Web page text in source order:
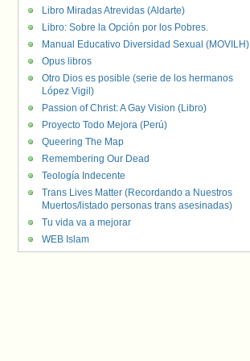
Libro Miradas Atrevidas (Aldarte)
Libro: Sobre la Opción por los Pobres.
Manual Educativo Diversidad Sexual (MOVILH)
Opus libros
Otro Dios es posible (serie de los hermanos
López Vigil)
Passion of Christ: A Gay Vision (Libro)
Proyecto Todo Mejora (Perú)
Queering The Map
Remembering Our Dead
Teología Indecente
Trans Lives Matter (Recordando a Nuestros
Muertos/listado personas trans asesinadas)
Tu vida va a mejorar
WEB Islam